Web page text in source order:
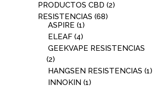
PRODUCTOS CBD (2)
RESISTENCIAS (68)
ASPIRE (1)
ELEAF (4)
GEEKVAPE RESISTENCIAS
(2)
HANGSEN RESISTENCIAS (1)
INNOKIN (1)